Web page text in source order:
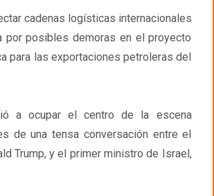
cadenas logísticas internacionales
por posibles demoras en el proyecto
para las exportaciones petroleras del
a ocupar el centro de la escena
de una tensa conversación entre el
Trump, y el primer ministro de Israel,